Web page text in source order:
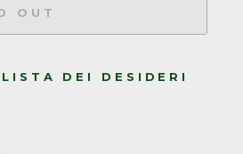
OUT
DEI DESIDERI